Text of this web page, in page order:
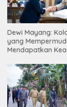
Dewi Mayang:
yang
Mendapatkan